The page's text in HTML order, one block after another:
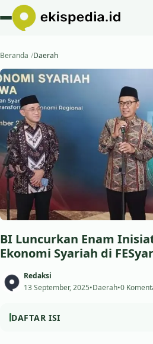
Beranda Daerah
BI Luncurkan Enam
Ekonomi Syariah di
Redaksi
13 September, 2025•Daerah•0
DAFTAR ISI